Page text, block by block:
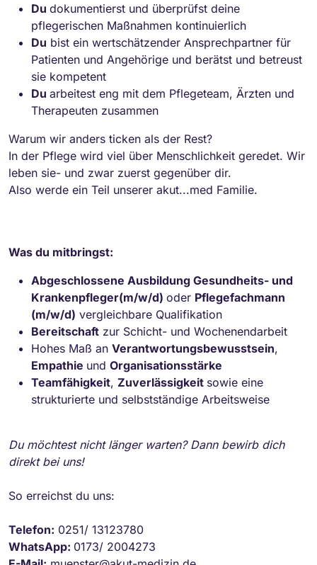
Du dokumentierst und überprüfst deine
pflegerischen Maßnahmen kontinuierlich
Du bist ein wertschätzender Ansprechpartner für
Patienten und Angehörige und berätst und betreust
sie kompetent
Du arbeitest eng mit dem Pflegeteam, Ärzten und
Therapeuten zusammen
Warum wir anders ticken als der Rest?
In der Pflege wird viel über Menschlichkeit geredet. Wir
leben sie- und zwar zuerst gegenüber dir.
Also werde ein Teil unserer akut...med Familie.
Was du mitbringst:
Abgeschlossene Ausbildung Gesundheits- und
Krankenpfleger(m/w/d) oder Pflegefachmann
(m/w/d) vergleichbare Qualifikation
Bereitschaft zur Schicht- und Wochenendarbeit
Hohes Maß an Verantwortungsbewusstsein,
Empathie und Organisationsstärke
Teamfähigkeit, Zuverlässigkeit sowie eine
strukturierte und selbstständige Arbeitsweise
Du möchtest nicht länger warten? Dann bewirb dich
direkt bei uns!
So erreichst du uns:
Telefon: 0251/ 13123780
WhatsApp: 0173/ 2004273